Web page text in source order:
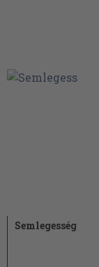
Semlegesség